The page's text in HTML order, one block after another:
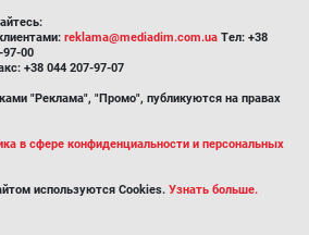
reklama@mediadim.com.ua Тел: +38
97-00
+38 044 207-97-07
"Реклама", "Промо", публикуются на правах
в сфере конфиденциальности и персональных
используются Cookies. Узнать больше.